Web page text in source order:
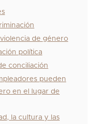
de género
política
conciliación
pueden
en el lugar de
la cultura y las